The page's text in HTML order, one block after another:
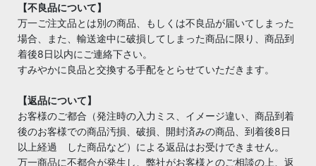
【不良品について】
万一ご注文品とは別の商品、もしくは不良品が届いてしまった
場合、また、輸送途中に破損してしまった商品に限り、商品到
着後8日以内にご連絡下さい。
すみやかに良品と交換する手配をとらせていただきます。
【返品について】
お客様のご都合（発注時の入力ミス、イメージ違い、商品到着
後のお客様での商品汚損、破損、開封済みの商品、到着後8日
以上経過 した商品など）による返品はお受けできません。
万一商品に不都合が発生し、弊社がお客様とのご相談の上、返